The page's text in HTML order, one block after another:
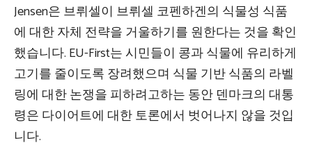
Jensen은 브뤼셀이 브뤼셀 코펜하겐의 식물성 식품
에 대한 자체 전략을 거울하기를 원한다는 것을 확인
했습니다. EU-First는 시민들이 콩과 식물에 유리하게
고기를 줄이도록 장려했으며 식물 기반 식품의 라벨
링에 대한 논쟁을 피하려고하는 동안 덴마크의 대통
령은 다이어트에 대한 토론에서 벗어나지 않을 것입
니다.